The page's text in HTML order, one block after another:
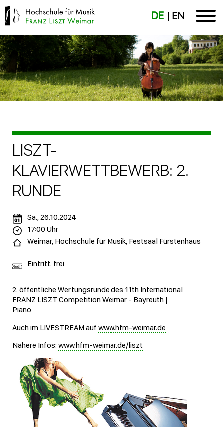
DE EN
LISZT-
KLAVIERWETTBEWERB: 2.
RUNDE
2. öffentliche Wertungsrunde des 11th International
FRANZ LISZT Competition Weimar - Bayreuth |
Piano
Auch im LIVESTREAM auf www.hfm-weimar.de
Nähere Infos: www.hfm-weimar.de/liszt
Sa., 26.10.2024
17:00 Uhr
Weimar, Hochschule für Musik, Festsaal Fürstenhaus
Eintritt: frei